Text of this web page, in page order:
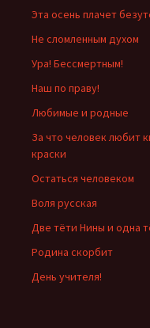
Эта осень плачет
Не сломленным духом
Ура! Бессмертным!
Наш по праву!
Любимые и родные
За что человек любит
краски
Остаться человеком
Воля русская
Две тёти Нины и одна
Родина скорбит
День учителя!